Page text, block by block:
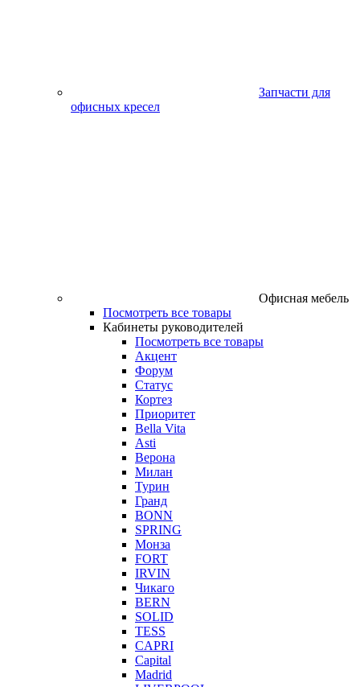
Запчасти для
офисных кресел
Офисная мебель
Посмотреть все товары
Кабинеты руководителей
Посмотреть все товары
Акцент
Форум
Статус
Кортез
Приоритет
Bella Vita
Asti
Верона
Милан
Турин
Гранд
BONN
SPRING
Монза
FORT
IRVIN
Чикаго
BERN
SOLID
TESS
CAPRI
Capital
Madrid